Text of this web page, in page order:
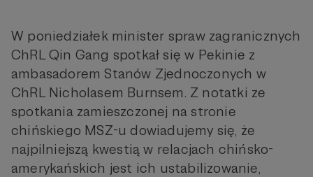
W poniedziałek minister spraw zagranicznych
ChRL Qin Gang spotkał się w Pekinie z
ambasadorem Stanów Zjednoczonych w
ChRL Nicholasem Burnsem. Z notatki ze
spotkania zamieszczonej na stronie
chińskiego MSZ-u dowiadujemy się, że
najpilniejszą kwestią w relacjach chińsko-
amerykańskich jest ich ustabilizowanie,